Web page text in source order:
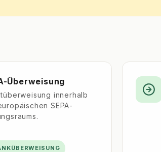
Überweisung
innerhalb
SEPA-